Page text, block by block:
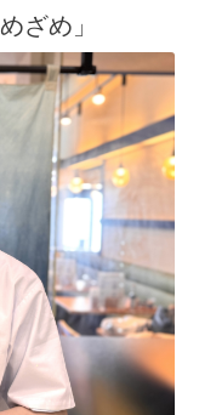
ざめ」